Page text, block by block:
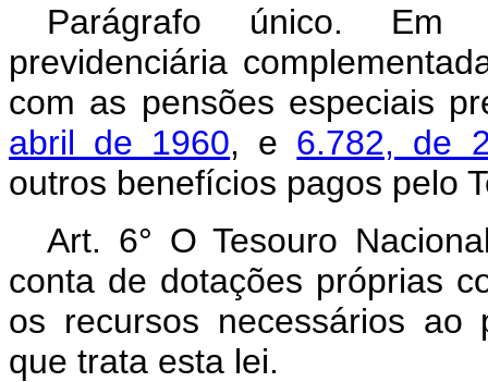
Parágrafo único. Em
previdenciária
com as pensões especiais
abril de 1960, e 6.782, de
outros benefícios pagos pelo
Art. 6° O Tesouro
conta de dotações próprias
os recursos necessários ao
que trata esta lei.